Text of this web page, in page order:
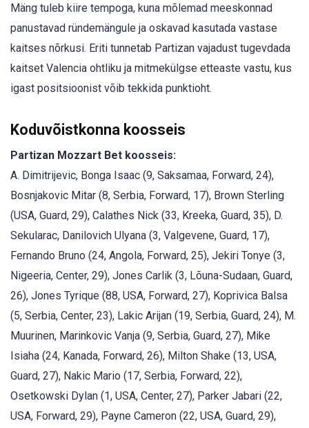
Mäng tuleb kiire tempoga, kuna mõlemad meeskonnad
panustavad ründemängule ja oskavad kasutada vastase
kaitses nõrkusi. Eriti tunnetab Partizan vajadust tugevdada
kaitset Valencia ohtliku ja mitmekülgse etteaste vastu, kus
igast positsioonist võib tekkida punktioht.
Koduvõistkonna koosseis
Partizan Mozzart Bet koosseis:
A. Dimitrijevic, Bonga Isaac (9, Saksamaa, Forward, 24),
Bosnjakovic Mitar (8, Serbia, Forward, 17), Brown Sterling
(USA, Guard, 29), Calathes Nick (33, Kreeka, Guard, 35), D.
Sekularac, Danilovich Ulyana (3, Valgevene, Guard, 17),
Fernando Bruno (24, Angola, Forward, 25), Jekiri Tonye (3,
Nigeeria, Center, 29), Jones Carlik (3, Lõuna-Sudaan, Guard,
26), Jones Tyrique (88, USA, Forward, 27), Koprivica Balsa
(5, Serbia, Center, 23), Lakic Arijan (19, Serbia, Guard, 24), M.
Muurinen, Marinkovic Vanja (9, Serbia, Guard, 27), Mike
Isiaha (24, Kanada, Forward, 26), Milton Shake (13, USA,
Guard, 27), Nakic Mario (17, Serbia, Forward, 22),
Osetkowski Dylan (1, USA, Center, 27), Parker Jabari (22,
USA, Forward, 29), Payne Cameron (22, USA, Guard, 29),